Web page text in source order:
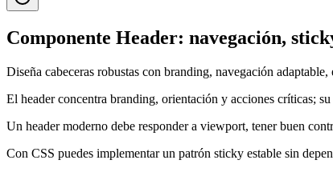
Componente Header: navegación,
Diseña cabeceras robustas con branding, navegación
El header concentra branding, orientación y acciones críticas;
Un header moderno debe responder a viewport, tener buen
Con CSS puedes implementar un patrón sticky estable sin